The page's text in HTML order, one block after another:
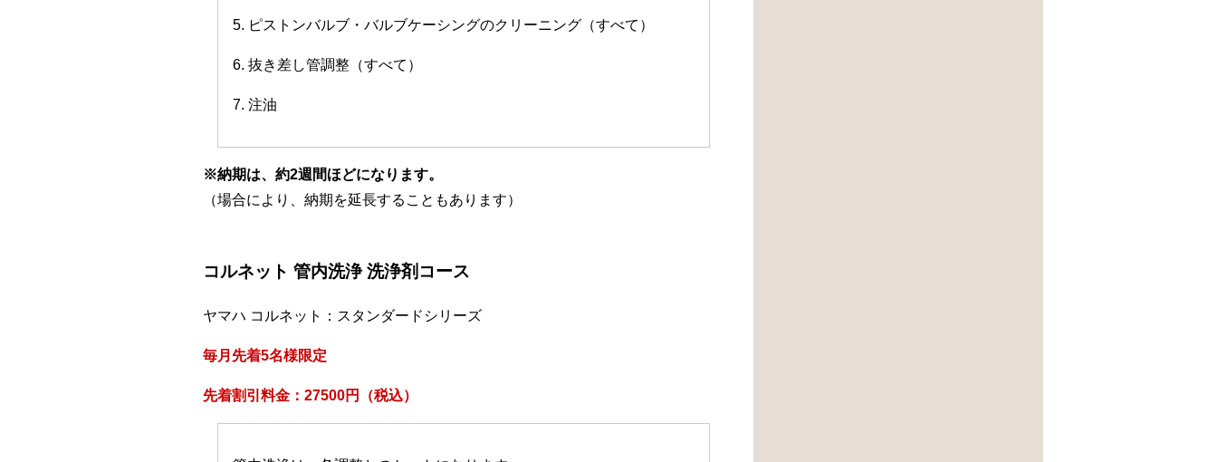
5. ピストンバルブ・バルブケーシングのクリーニング（すべて）
6. 抜き差し管調整（すべて）
7. 注油
※納期は、約2週間ほどになります。
（場合により、納期を延長することもあります）
コルネット 管内洗浄 洗浄剤コース
ヤマハ コルネット：スタンダードシリーズ
毎月先着5名様限定
先着割引料金：27500円（税込）